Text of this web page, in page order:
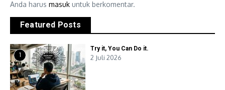
Anda harus masuk untuk berkomentar.
Featured Posts
1
Try it, You Can Do it.
2 Juli 2026